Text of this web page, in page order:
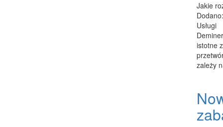
Jakie
Usługi
istotne
zależy